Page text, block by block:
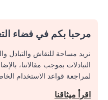
مرحبا بكم في فضاء
نريد مساحة للنقاش والتبادل
التبادلات بموجب مقالاتنا،
لمراجعة قواعد الاستخدام
اقرأ ميثاقنا